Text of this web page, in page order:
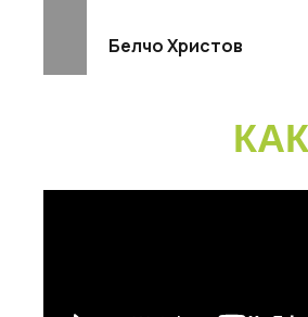
Белчо Христов